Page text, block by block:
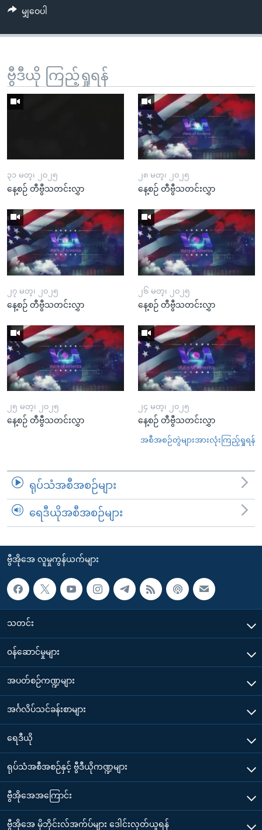
မျှဝေပါ
ဗွီဒီယို ကြည့်ရှုရန်
၃၁ မတ္၊ ၂၀၂၅
နေ့စဉ် တီဗွီသတင်းလွှာ
၂၈ မတ္၊ ၂၀၂၅
နေ့စဉ် တီဗွီသတင်းလွှာ
၂၇ မတ္၊ ၂၀၂၅
နေ့စဉ် တီဗွီသတင်းလွှာ
၂၆ မတ္၊ ၂၀၂၅
နေ့စဉ် တီဗွီသတင်းလွှာ
၂၅ မတ္၊ ၂၀၂၅
နေ့စဉ် တီဗွီသတင်းလွှာ
၂၄ မတ္၊ ၂၀၂၅
နေ့စဉ် တီဗွီသတင်းလွှာ
အစီအစဉ်တွဲများအားလုံးကြည့်ရှုရန်
ရုပ်သံအစီအစဉ်များ
ရေဒီယိုအစီအစဉ်များ
ဗွီအိုအေ လူမှုကွန်ယက်များ
သတင်း
၀န်ဆောင်မှုများ
အပတ်စဉ်ကဏ္ဍများ
အင်္ဂလိပ်သင်ခန်းစာများ
ရေဒီယို
ရုပ်သံအစီအစဉ်နှင့် ဗွီဒီယိုကဏ္ဍများ
ဗွီအိုအေအကြောင်း
ဗွီအိုအေ မိုဘိုင်းလ်အက်ပ်များ ဒေါင်းလုတ်ယူရန်